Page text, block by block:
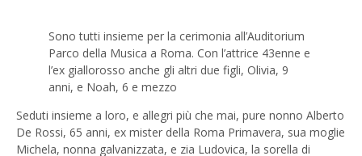
Sono tutti insieme per la cerimonia all’Auditorium
Parco della Musica a Roma. Con l’attrice 43enne e
l’ex giallorosso anche gli altri due figli, Olivia, 9
anni, e Noah, 6 e mezzo
Seduti insieme a loro, e allegri più che mai, pure nonno Alberto
De Rossi, 65 anni, ex mister della Roma Primavera, sua moglie
Michela, nonna galvanizzata, e zia Ludovica, la sorella di